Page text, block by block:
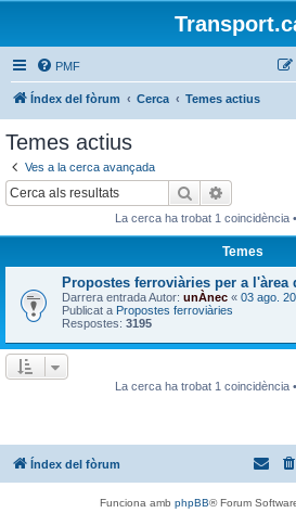
PMF
Índex del fòrum Cerca Temes actius
Temes actius
Ves a la cerca avançada
Cerca
La cerca ha trobat 1 coincidència
Temes
Propostes ferroviàries per a l'àrea
Darrera entrada Autor: unÀnec « 03 ago.
Publicat a Propostes ferroviàries
Respostes: 3195
La cerca ha trobat 1 coincidència
Índex del fòrum
Funciona amb phpBB® Forum